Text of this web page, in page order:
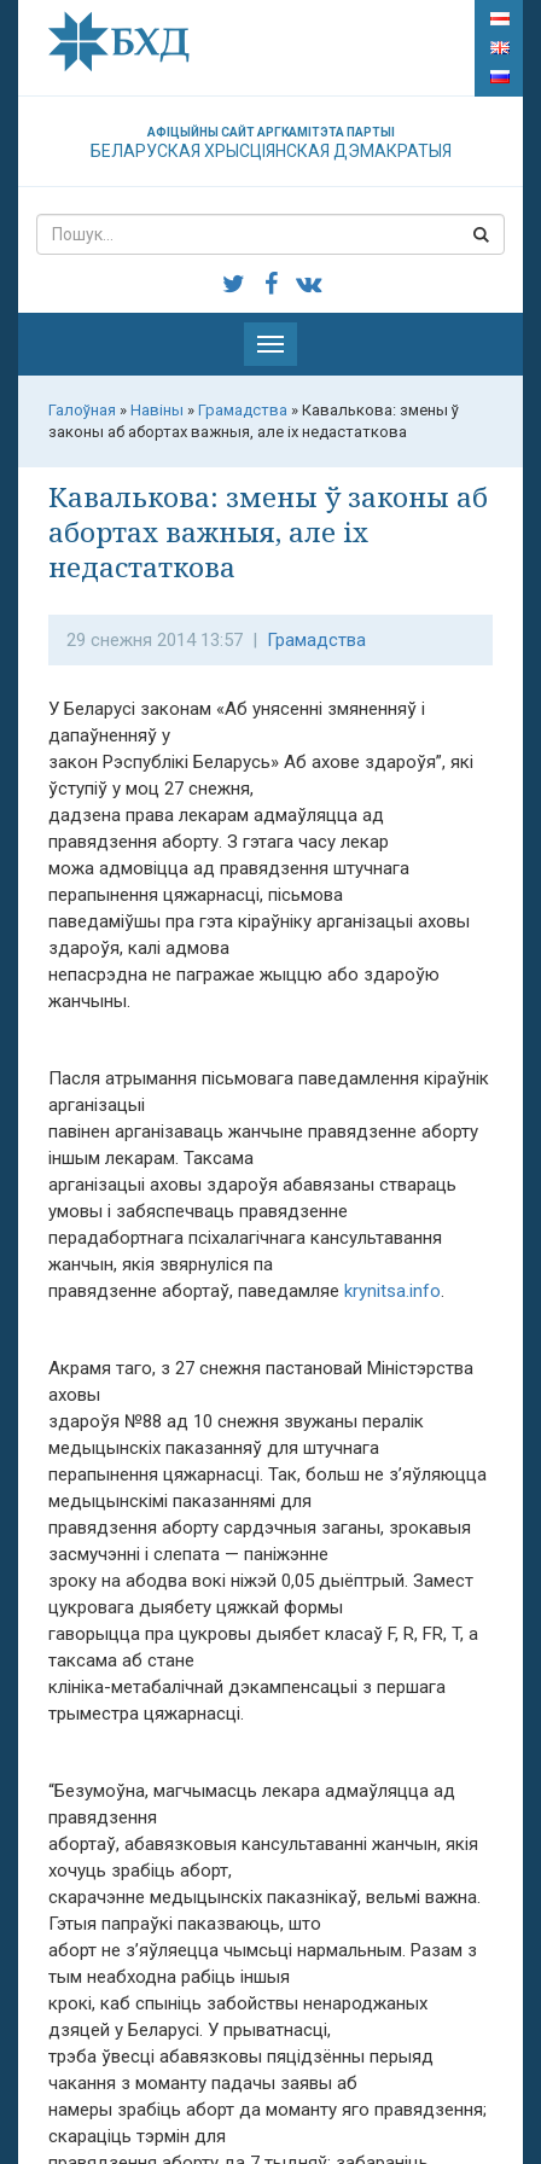
АФІЦЫЙНЫ САЙТ АРГКАМІТЭТА ПАРТЫІ
БЕЛАРУСКАЯ ХРЫСЦІЯНСКАЯ ДЭМАКРАТЫЯ
Паказаць
меню
Галоўная » Навіны » Грамадства » Кавалькова: змены ў
законы аб абортах важныя, але іх недастаткова
Кавалькова: змены ў законы аб
абортах важныя, але іх
недастаткова
29 снежня 2014 13:57 | Грамадства
У Беларусі законам «Аб унясенні змяненняў і
дапаўненняў у
закон Рэспублікі Беларусь» Аб ахове здароўя”, які
ўступіў у моц 27 снежня,
дадзена права лекарам адмаўляцца ад
правядзення аборту. З гэтага часу лекар
можа адмовіцца ад правядзення штучнага
перапынення цяжарнасці, пісьмова
паведаміўшы пра гэта кіраўніку арганізацыі аховы
здароўя, калі адмова
непасрэдна не пагражае жыццю або здароўю
жанчыны.
Пасля атрымання пiсьмовага паведамлення кіраўнік
арганізацыі
павінен арганізаваць жанчыне правядзенне аборту
іншым лекарам. Таксама
арганізацыі аховы здароўя абавязаны ствараць
умовы і забяспечваць правядзенне
перадабортнага псіхалагічнага кансультавання
жанчын, якія звярнуліся па
правядзенне абортаў, паведамляе krynitsa.info.
Акрамя таго, з 27 снежня пастановай Міністэрства
аховы
здароўя №88 ад 10 снежня звужаны пералік
медыцынскіх паказанняў для штучнага
перапынення цяжарнасці. Так, больш не з’яўляюцца
медыцынскімі паказаннямі для
правядзення аборту сардэчныя заганы, зрокавыя
засмучэнні і слепата — паніжэнне
зроку на абодва вокі ніжэй 0,05 дыёптрый. Замест
цукровага дыябету цяжкай формы
гаворыцца пра цукровы дыябет класаў F, R, FR, T, а
таксама аб стане
клініка-метабалічнай дэкампенсацыі з першага
трыместра цяжарнасці.
“Безумоўна, магчымасць лекара адмаўляцца ад
правядзення
абортаў, абавязковыя кансультаванні жанчын, якія
хочуць зрабіць аборт,
скарачэнне медыцынскіх паказнікаў, вельмі важна.
Гэтыя папраўкі паказваюць, што
аборт не з’яўляецца чымсьці нармальным. Разам з
тым неабходна рабіць іншыя
крокі, каб спыніць забойствы ненароджаных
дзяцей у Беларусі. У прыватнасці,
трэба ўвесці абавязковы пяцідзённы перыяд
чакання з моманту падачы заявы аб
намеры зрабіць аборт да моманту яго правядзення;
скараціць тэрмін для